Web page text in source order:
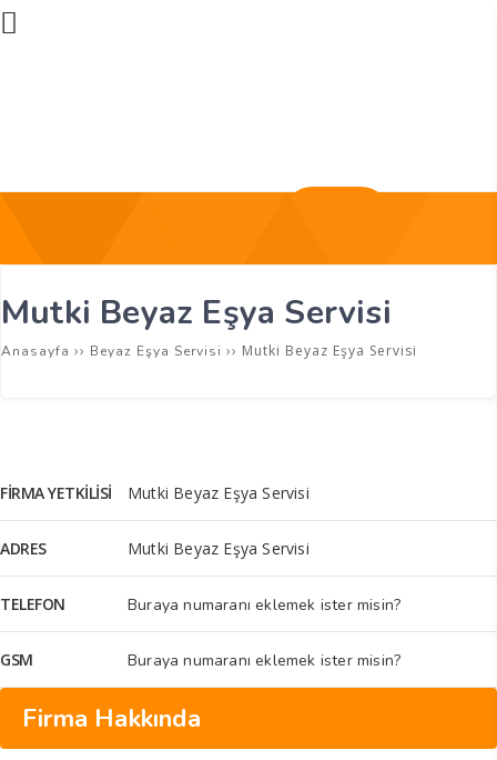
Mutki Beyaz Eşya Servisi
Anasayfa ›› Beyaz Eşya Servisi ›› Mutki Beyaz Eşya Servisi
FIRMA YETKILISI Mutki Beyaz Eşya Servisi
ADRES Mutki Beyaz Eşya Servisi
TELEFON Buraya numaranı eklemek ister misin?
GSM Buraya numaranı eklemek ister misin?
Firma Hakkında